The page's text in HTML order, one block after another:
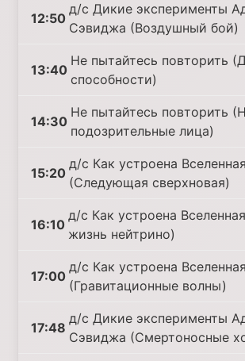
12:50
д/с Дикие эксперименты
Сэвиджа (Воздушный бой)
13:40
Не пытайтесь повторить
способности)
14:30
Не пытайтесь повторить
подозрительные лица)
15:20
д/с Как устроена Вселенная
(Следующая сверхновая)
16:10
д/с Как устроена
жизнь нейтрино)
17:00
д/с Как устроена Вселенная
(Гравитационные волны)
17:48
д/с Дикие эксперименты
Сэвиджа (Смертоносные